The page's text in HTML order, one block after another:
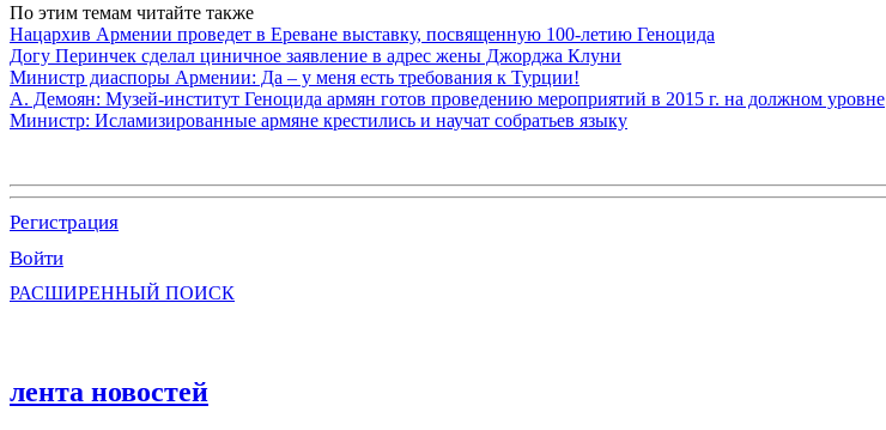
По этим темам читайте также
Нацархив Армении проведет в Ереване выставку, посвященную 100-летию Геноцида
Догу Перинчек сделал циничное заявление в адрес жены Джорджа Клуни
Министр диаспоры Армении: Да – у меня есть требования к Турции!
А. Демоян: Музей-институт Геноцида армян готов проведению мероприятий в 2015 г. на должном уровне
Министр: Исламизированные армяне крестились и научат собратьев языку
Регистрация
Войти
РАСШИРЕННЫЙ ПОИСК
лента новостей